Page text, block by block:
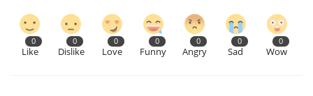
0
Like
0
Dislike
0
Love
0
Funny
0
Angry
0
Sad
0
Wow